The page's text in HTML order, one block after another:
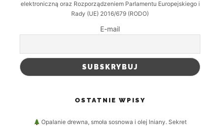
elektroniczną oraz Rozporządzeniem Parlamentu Europejskiego i
Rady (UE) 2016/679 (RODO)
E-mail
OSTATNIE WPISY
Opalanie drewna, smoła sosnowa i olej lniany. Sekret